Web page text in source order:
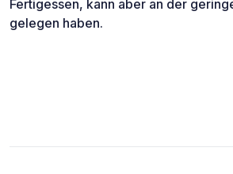
Fertigessen, kann aber an der
gelegen haben.